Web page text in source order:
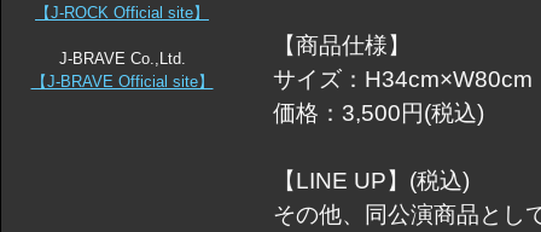
【商品仕様】
サイズ：H34cm×W80cm
価格：3,500円(税込)
【LINE UP】(税込)
その他、同公演商品とし
【J-ROCK Official site】
J-BRAVE Co.,Ltd.
【J-BRAVE Official site】